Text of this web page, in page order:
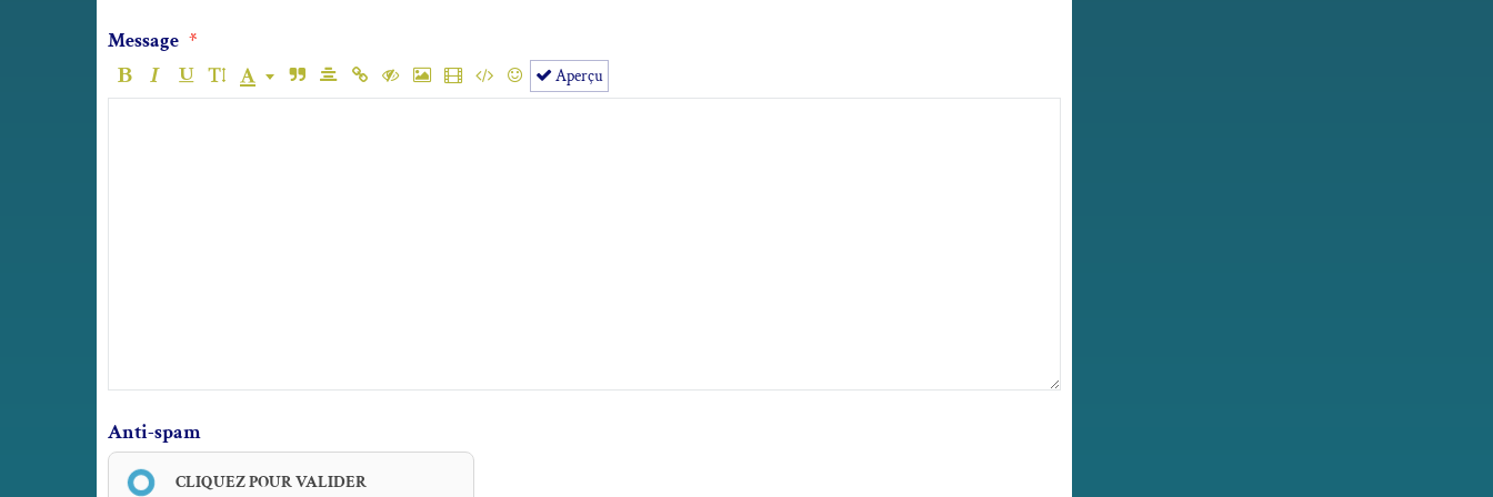
Message
Aperçu
Anti-spam
CLIQUEZ POUR VALIDER